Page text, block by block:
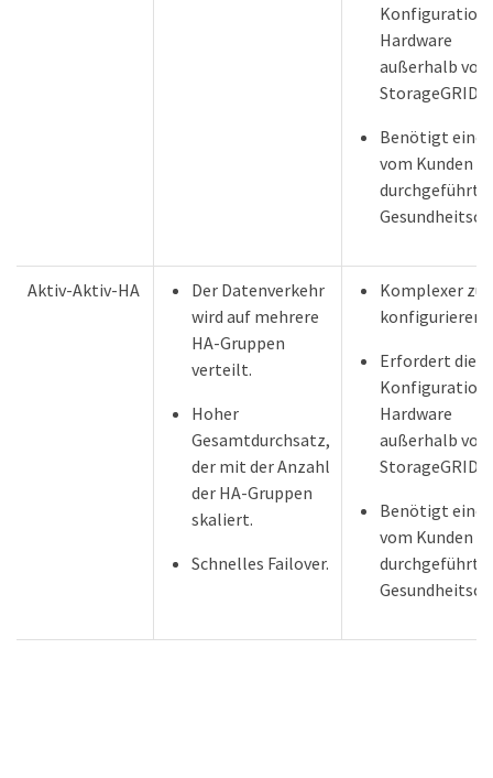
Konfiguration
Hardware
außerhalb von
StorageGRID.
Benötigt einen
vom Kunden
Aktiv-Aktiv-HA
Der Datenverkehr
wird auf mehrere
HA-Gruppen
verteilt.
Hoher
Gesamtdurchsatz,
der mit der Anzahl
der HA-Gruppen
skaliert.
Schnelles Failover.
Komplexer zu
konfigurieren.
Erfordert die
Konfiguration
Hardware
außerhalb von
StorageGRID.
Benötigt einen
vom Kunden